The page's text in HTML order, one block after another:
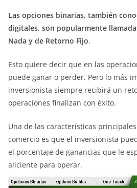
Las opciones binarias, también
digitales, son popularmente
Nada y de Retorno Fijo.
Esto quiere decir que en las
puede ganar o perder. Pero lo más
inversionista siempre recibirá un
operaciones finalizan con éxito.
Una de las características
comercio es que el inversionista
el porcentaje de ganancias que le
aliciente para operar.